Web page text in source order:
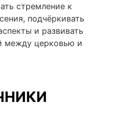
стремление к
подчёркивать
и развивать
между церковью и